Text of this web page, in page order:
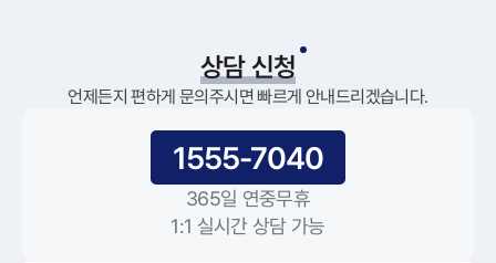
상담 신청
언제든지 편하게 문의주시면 빠르게 안내드리겠습니다.
1555-7040
365일 연중무휴
1:1 실시간 상담 가능